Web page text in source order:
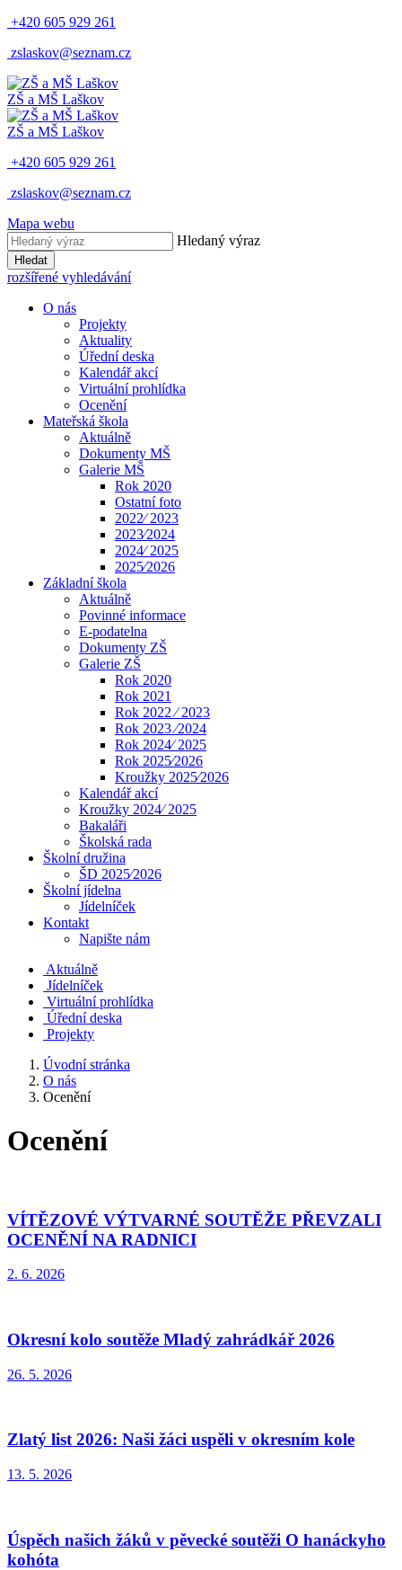
+420 605 929 261
zslaskov@seznam.cz
ZŠ a MŠ Laškov
ZŠ a MŠ Laškov
+420 605 929 261
zslaskov@seznam.cz
Mapa webu
Hledaný výraz
Hledat
rozšířené vyhledávání
O nás
Projekty
Aktuality
Úřední deska
Kalendář akcí
Virtuální prohlídka
Ocenění
Mateřská škola
Aktuálně
Dokumenty MŠ
Galerie MŠ
Rok 2020
Ostatní foto
2022⁄ 2023
2023⁄2024
2024⁄ 2025
2025⁄2026
Základní škola
Aktuálně
Povinné informace
E-podatelna
Dokumenty ZŠ
Galerie ZŠ
Rok 2020
Rok 2021
Rok 2022 ⁄ 2023
Rok 2023 ⁄2024
Rok 2024⁄ 2025
Rok 2025⁄2026
Kroužky 2025⁄2026
Kalendář akcí
Kroužky 2024⁄ 2025
Bakaláři
Školská rada
Školní družina
ŠD 2025⁄2026
Školní jídelna
Jídelníček
Kontakt
Napište nám
Aktuálně
Jídelníček
Virtuální prohlídka
Úřední deska
Projekty
Úvodní stránka
O nás
Ocenění
Ocenění
VÍTĚZOVÉ VÝTVARNÉ SOUTĚŽE PŘEVZALI
OCENĚNÍ NA RADNICI
2. 6. 2026
Okresní kolo soutěže Mladý zahrádkář 2026
26. 5. 2026
Zlatý list 2026: Naši žáci uspěli v okresním kole
13. 5. 2026
Úspěch našich žáků v pěvecké soutěži O hanáckyho
kohóta